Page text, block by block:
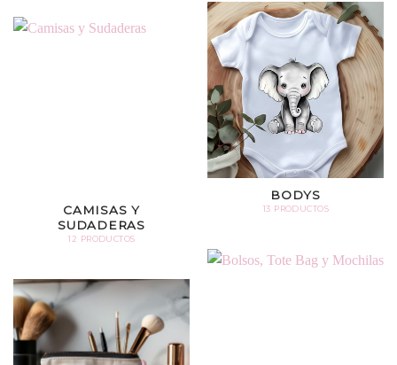
BODYS
13 PRODUCTOS
CAMISAS Y
SUDADERAS
12 PRODUCTOS